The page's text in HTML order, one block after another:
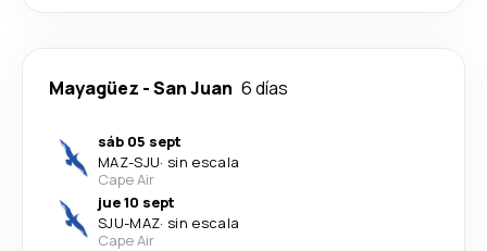
Mayagüez -San Juan 6 días
sáb 05 sept
MAZ-SJU· sin escala
Cape Air
jue 10 sept
SJU-MAZ· sin escala
Cape Air